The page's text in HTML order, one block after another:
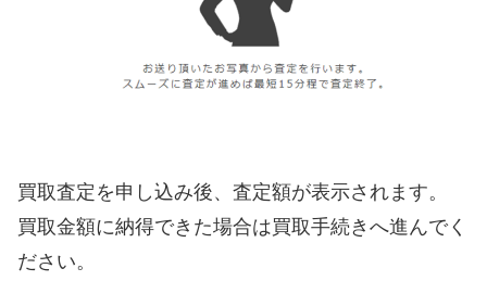
買取査定を申し込み後、査定額が表示されます。
買取金額に納得できた場合は買取手続きへ進んでく
ださい。